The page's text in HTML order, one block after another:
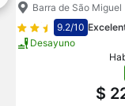
Barra de São Miguel
9.2/10
Desayuno
$